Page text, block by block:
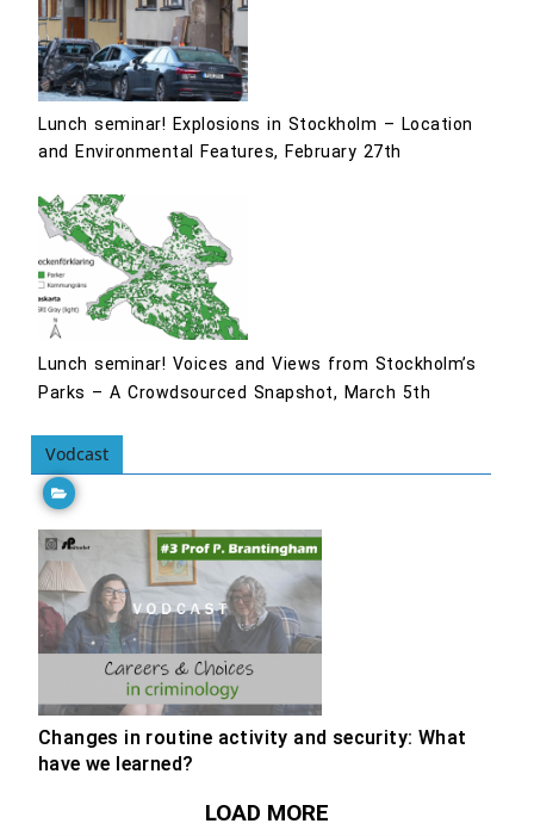
Lunch seminar! Explosions in Stockholm – Location
and Environmental Features, February 27th
Lunch seminar! Voices and Views from Stockholm’s
Parks – A Crowdsourced Snapshot, March 5th
Vodcast
Changes in routine activity and security: What
have we learned?
LOAD MORE